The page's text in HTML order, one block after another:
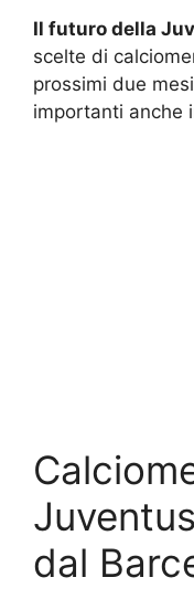
Il futuro della
scelte di
prossimi due
importanti anche
dal